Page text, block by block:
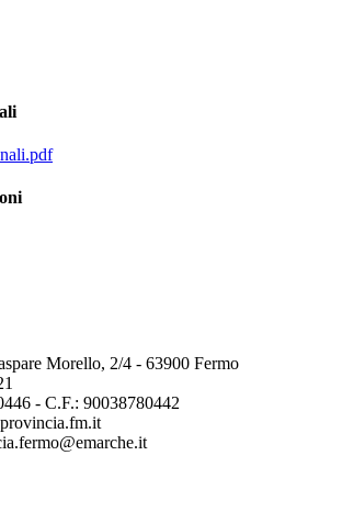
Morello, 2/4 - 63900 Fermo
- C.F.: 90038780442